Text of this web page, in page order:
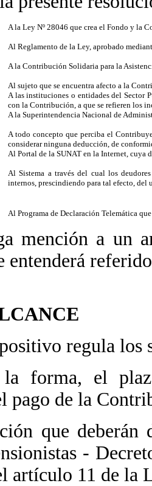
A la Ley Nº 28046 que crea el Fondo y la
Al Reglamento de la Ley, aprobado
A la Contribución Solidaria para la
Al sujeto que se encuentra afecto a la
A las instituciones o entidades del Sector
con la Contribución, a que se refieren los
A la Superintendencia Nacional de
A todo concepto que perciba el
considerar ninguna deducción, de
Al Portal de la SUNAT en la Internet, cuya
Al Sistema a través del cual los
internos, prescindiendo para tal efecto, del
Al Programa de Declaración Telemática
mención a un
entenderá
regula los
forma, el
pago de la
que deberán
-
artículo 11 de la